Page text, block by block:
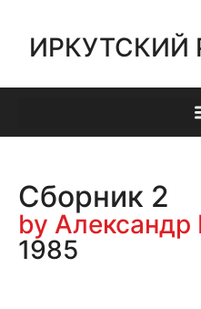
ИРКУТСКИЙ
Сборник 2
by Александр
1985